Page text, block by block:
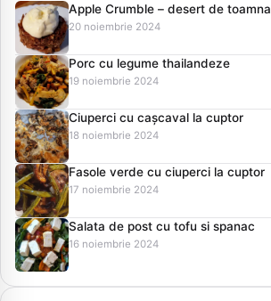
Apple Crumble – desert de toamna
20 noiembrie 2024
Porc cu legume thailandeze
19 noiembrie 2024
Ciuperci cu cașcaval la cuptor
18 noiembrie 2024
Fasole verde cu ciuperci la cuptor
17 noiembrie 2024
Salata de post cu tofu si spanac
16 noiembrie 2024